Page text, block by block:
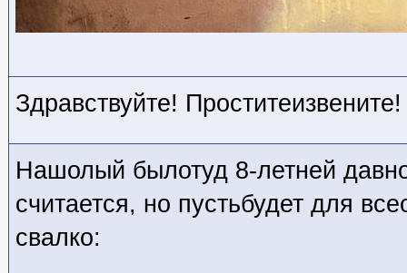
Здравствуйте! Проститеизвените!
Нашолый былотуд 8-летней
считается, но пустьбудет для
свалко: